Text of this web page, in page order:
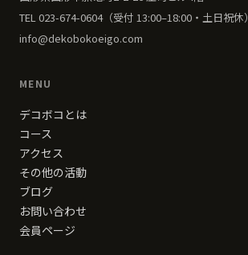
TEL 023-674-0604（受付 13:00–18:00・土日祝休）
info@dekobokoeigo.com
MENU
デコボコとは
コース
アクセス
その他の活動
ブログ
お問い合わせ
会員ページ